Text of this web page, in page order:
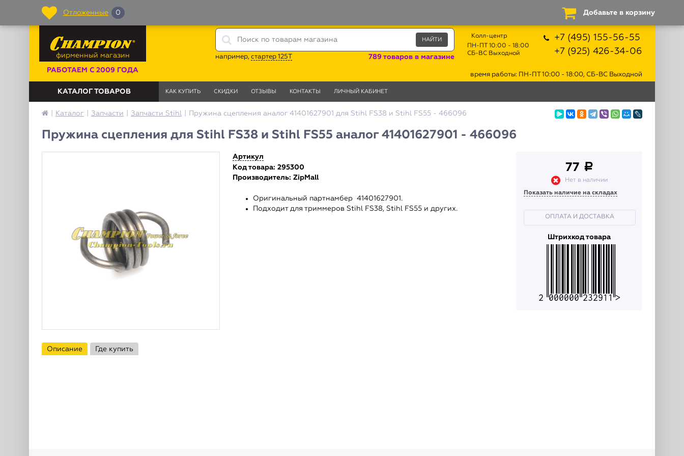
Каталог Запчасти Запчасти Stihl Пружина сцепления аналог 41401627901 для Stihl FS38 и Stihl FS55 - 466096
Пружина сцепления для Stihl FS38 и Stihl FS55 аналог 41401627901 - 466096
Артикул
Код товара: 295300
Производитель: ZipMall
Оригинальный партнамбер 41401627901.
Подходит для триммеров Stihl FS38, Stihl FS55 и других.
Описание Где купить
77 a
Нет в наличии
Показать наличие на складах
ОПЛАТА И ДОСТАВКА
Штрихкод товара
фирменный магазин
РАБОТАЕМ С 2009 ГОДА
например, стартер 125T 789 товаров в магазине
Колл-центр
ПН-ПТ 10:00 - 18:00
СБ-ВС Выходной
+7 (495) 155-56-55
+7 (925) 426-34-06
время работы: ПН-ПТ 10:00 - 18:00, СБ-ВС Выходной
КАТАЛОГ ТОВАРОВ КАК КУПИТЬ СКИДКИ ОТЗЫВЫ КОНТАКТЫ ЛИЧНЫЙ КАБИНЕТ
Отложенные 0 Добавьте в корзину